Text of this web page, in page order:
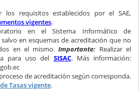
los requisitos establecidos por el SAE,
vigentes.
en el Sistema Informático de
salvo en esquemas de acreditación que no
en el mismo. Importante: Realizar el
para uso del SISAC. Más información:
de acreditación según corresponda.
Tasas vigente.